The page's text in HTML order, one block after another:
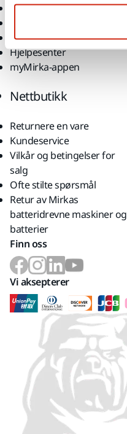
Nedlastinger
Kundeservice
Hjelpesenter
myMirka-appen
Nettbutikk
Returnere en vare
Kundeservice
Vilkår og betingelser for
salg
Ofte stilte spørsmål
Retur av Mirkas
batteridrevne maskiner og
batterier
Finn oss
Vi aksepterer